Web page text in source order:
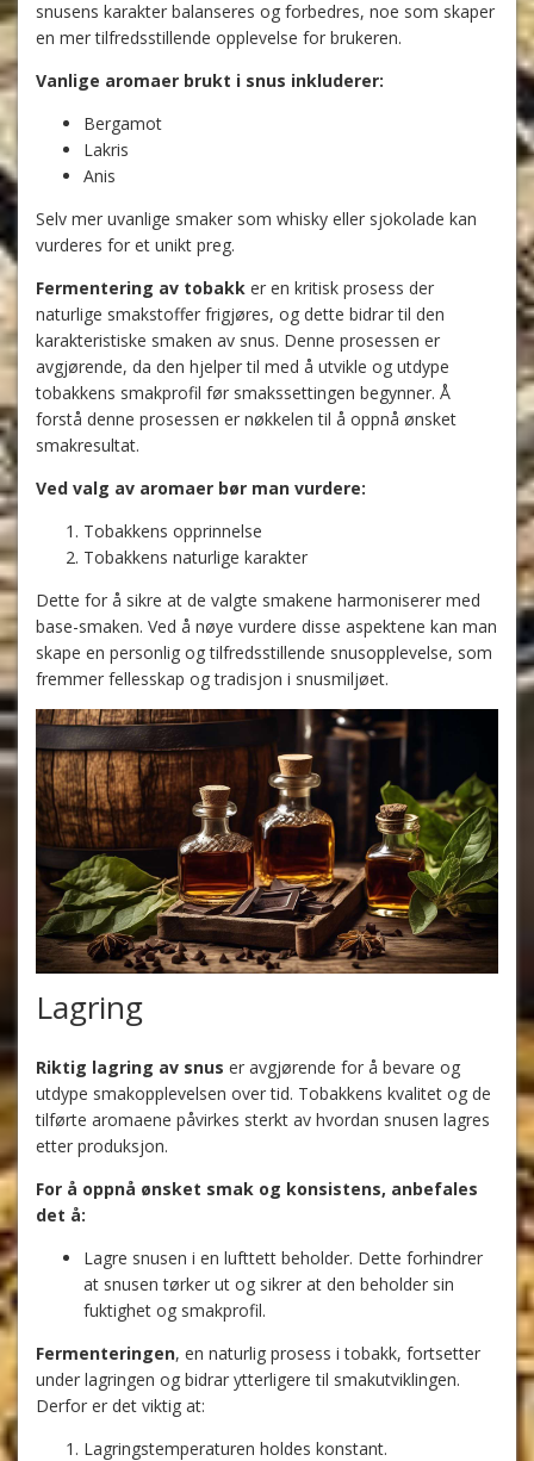
snusens karakter balanseres og forbedres, noe som skaper
en mer tilfredsstillende opplevelse for brukeren.
Vanlige aromaer brukt i snus inkluderer:
Bergamot
Lakris
Anis
Selv mer uvanlige smaker som whisky eller sjokolade kan
vurderes for et unikt preg.
Fermentering av tobakk er en kritisk prosess der
naturlige smakstoffer frigjøres, og dette bidrar til den
karakteristiske smaken av snus. Denne prosessen er
avgjørende, da den hjelper til med å utvikle og utdype
tobakkens smakprofil før smakssettingen begynner. Å
forstå denne prosessen er nøkkelen til å oppnå ønsket
smakresultat.
Ved valg av aromaer bør man vurdere:
Tobakkens opprinnelse
Tobakkens naturlige karakter
Dette for å sikre at de valgte smakene harmoniserer med
base-smaken. Ved å nøye vurdere disse aspektene kan man
skape en personlig og tilfredsstillende snusopplevelse, som
fremmer fellesskap og tradisjon i snusmiljøet.
Lagring
Riktig lagring av snus er avgjørende for å bevare og
utdype smakopplevelsen over tid. Tobakkens kvalitet og de
tilførte aromaene påvirkes sterkt av hvordan snusen lagres
etter produksjon.
For å oppnå ønsket smak og konsistens, anbefales
det å:
Lagre snusen i en lufttett beholder. Dette forhindrer
at snusen tørker ut og sikrer at den beholder sin
fuktighet og smakprofil.
Fermenteringen, en naturlig prosess i tobakk, fortsetter
under lagringen og bidrar ytterligere til smakutviklingen.
Derfor er det viktig at:
Lagringstemperaturen holdes konstant.